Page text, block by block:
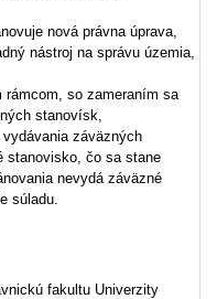
nová právna úprava,
nástroj na správu územia,
so zameraním sa
stanovísk,
záväzných
stanovisko, čo sa stane
nevydá záväzné
súladu.
fakultu Univerzity